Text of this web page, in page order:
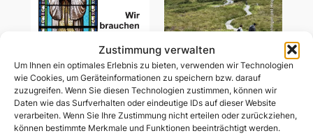
Zustimmung verwalten
Um Ihnen ein optimales Erlebnis zu bieten, verwenden wir Technologien
wie Cookies, um Geräteinformationen zu speichern bzw. darauf
zuzugreifen. Wenn Sie diesen Technologien zustimmen, können wir
Daten wie das Surfverhalten oder eindeutige IDs auf dieser Website
verarbeiten. Wenn Sie Ihre Zustimmung nicht erteilen oder zurückziehen,
können bestimmte Merkmale und Funktionen beeinträchtigt werden.
Wir brauchen heilige
Gemeinsam unterwegs